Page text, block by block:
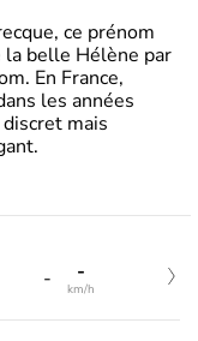
ce prénom
la belle Hélène par
En France,
les années
mais
- -
km/h